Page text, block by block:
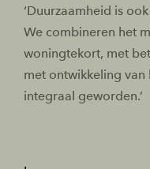
‘Duurzaamheid is
We combineren het
woningtekort, met
met ontwikkeling van
integraal geworden.’